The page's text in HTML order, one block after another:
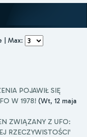
| Max:
POJAWIŁ SIĘ
W 1978! (Wt, 12 maja
ZWIĄZANY Z UFO:
RZECZYWISTOŚCI'